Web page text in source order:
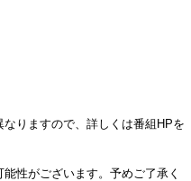
りますので、詳しくは番組HPを
性がございます。予めご了承く